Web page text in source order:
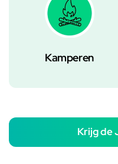
Kamperen
Krijg de